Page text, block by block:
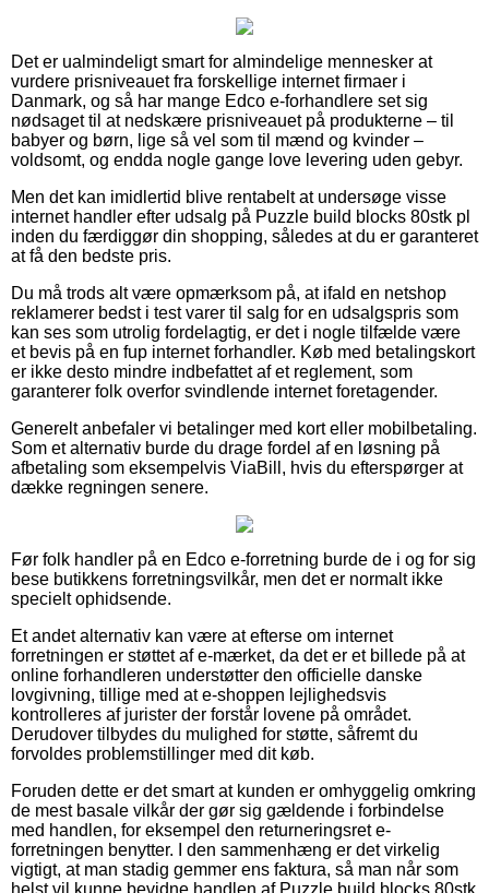
Det er ualmindeligt smart for almindelige mennesker at
vurdere prisniveauet fra forskellige internet firmaer i
Danmark, og så har mange Edco e-forhandlere set sig
nødsaget til at nedskære prisniveauet på produkterne – til
babyer og børn, lige så vel som til mænd og kvinder –
voldsomt, og endda nogle gange love levering uden gebyr.
Men det kan imidlertid blive rentabelt at undersøge visse
internet handler efter udsalg på Puzzle build blocks 80stk pl
inden du færdiggør din shopping, således at du er garanteret
at få den bedste pris.
Du må trods alt være opmærksom på, at ifald en netshop
reklamerer bedst i test varer til salg for en udsalgspris som
kan ses som utrolig fordelagtig, er det i nogle tilfælde være
et bevis på en fup internet forhandler. Køb med betalingskort
er ikke desto mindre indbefattet af et reglement, som
garanterer folk overfor svindlende internet foretagender.
Generelt anbefaler vi betalinger med kort eller mobilbetaling.
Som et alternativ burde du drage fordel af en løsning på
afbetaling som eksempelvis ViaBill, hvis du efterspørger at
dække regningen senere.
Før folk handler på en Edco e-forretning burde de i og for sig
bese butikkens forretningsvilkår, men det er normalt ikke
specielt ophidsende.
Et andet alternativ kan være at efterse om internet
forretningen er støttet af e-mærket, da det er et billede på at
online forhandleren understøtter den officielle danske
lovgivning, tillige med at e-shoppen lejlighedsvis
kontrolleres af jurister der forstår lovene på området.
Derudover tilbydes du mulighed for støtte, såfremt du
forvoldes problemstillinger med dit køb.
Foruden dette er det smart at kunden er omhyggelig omkring
de mest basale vilkår der gør sig gældende i forbindelse
med handlen, for eksempel den returneringsret e-
forretningen benytter. I den sammenhæng er det virkelig
vigtigt, at man stadig gemmer ens faktura, så man når som
helst vil kunne bevidne handlen af Puzzle build blocks 80stk